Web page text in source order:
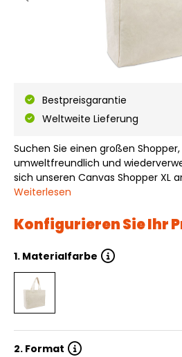
Bestpreisgarantie
Weltweite Lieferung
Suchen Sie einen großen
umweltfreundlich und
sich unseren Canvas Shopper XL
Shopper sind aus 300 Gramm (10
Canvas Shopper XL kann direkt
Weiterlesen
Konfigurieren Sie Ihr
1. Materialfarbe
2. Format